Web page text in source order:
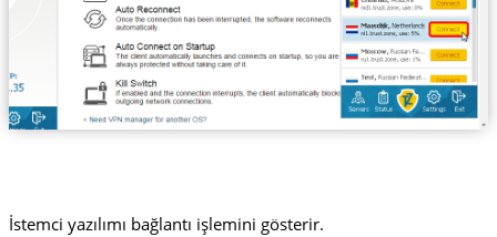
İstemci yazılımı bağlantı işlemini gösterir.